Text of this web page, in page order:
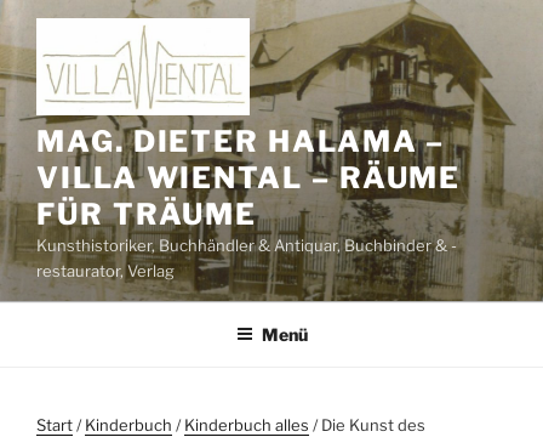
Zum
Inhalt
springen
MAG. DIETER HALAMA –
VILLA WIENTAL – RÄUME
FÜR TRÄUME
Kunsthistoriker, Buchhändler & Antiquar, Buchbinder & -
restaurator, Verlag
Menü
Start/Kinderbuch /Kinderbuch alles / Die Kunst des